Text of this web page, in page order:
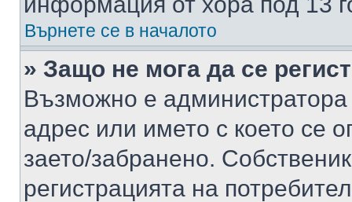
Върнете се в началото
» Защо не мога да се
Възможно е
адрес или името с което се
заето/забранено.
регистрацията на